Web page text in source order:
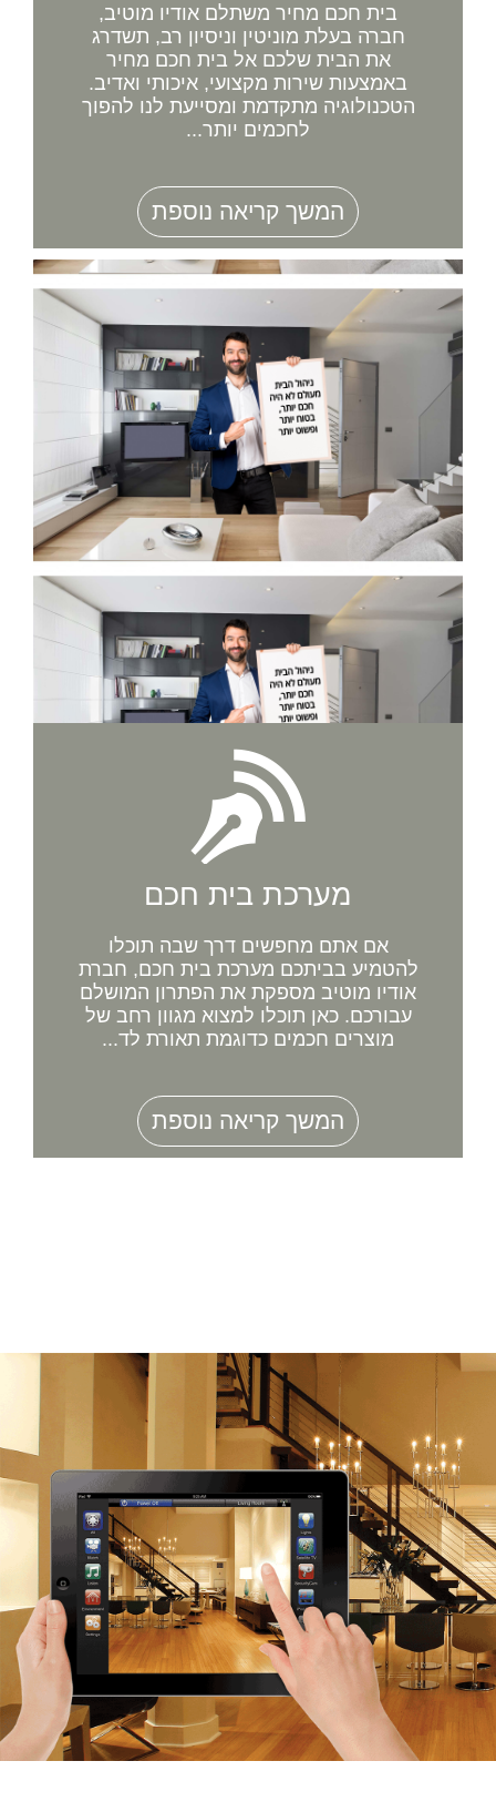
בית חכם מחיר משתלם אודיו מוטיב,
חברה בעלת מוניטין וניסיון רב, תשדרג
את הבית שלכם אל בית חכם מחיר
באמצעות שירות מקצועי, איכותי ואדיב.
הטכנולוגיה מתקדמת ומסייעת לנו להפוך
לחכמים יותר...
המשך קריאה נוספת
מערכת בית חכם
אם אתם מחפשים דרך שבה תוכלו
להטמיע בביתכם מערכת בית חכם, חברת
אודיו מוטיב מספקת את הפתרון המושלם
עבורכם. כאן תוכלו למצוא מגוון רחב של
מוצרים חכמים כדוגמת תאורת לד...
המשך קריאה נוספת